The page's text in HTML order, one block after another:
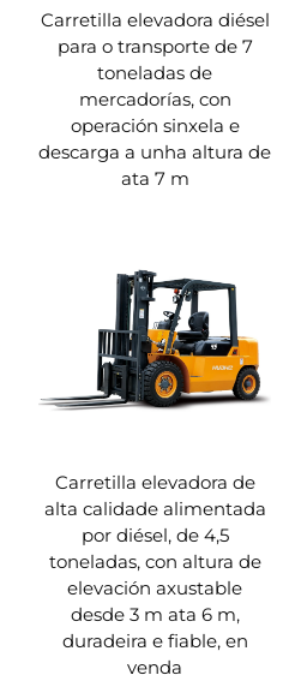
Carretilla elevadora diésel
para o transporte de 7
toneladas de
mercadorías, con
operación sinxela e
descarga a unha altura de
ata 7 m
Carretilla elevadora de
alta calidade alimentada
por diésel, de 4,5
toneladas, con altura de
elevación axustable
desde 3 m ata 6 m,
duradeira e fiable, en
venda